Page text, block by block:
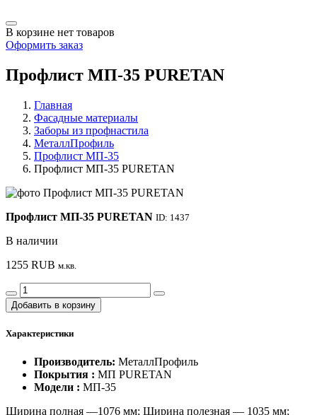
В корзине нет товаров
Оформить заказ
Профлист МП-35 PURETAN
Главная
Фасадные материалы
Заборы из профнастила
МеталлПрофиль
Профлист МП-35
Профлист МП-35 PURETAN
Профлист МП-35 PURETAN ID: 1437
В наличии
1255 RUB м.кв.
Добавить в корзину
Характеристики
Производитель: МеталлПрофиль
Покрытия : МП PURETAN
Модели : МП-35
Ширина полная —1076 мм; Ширина полезная — 1035 мм;